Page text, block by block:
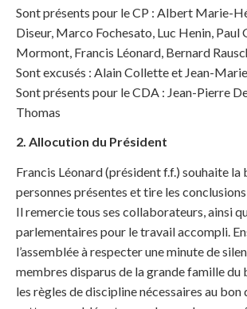
Sont présents pour le CP : Albert Marie-
Diseur, Marco Fochesato, Luc Henin, Paul
Mormont, Francis Léonard, Bernard
Sont excusés : Alain Collette et Jean-
Sont présents pour le CDA : Jean-Pierre
Thomas
2. Allocution du Président
Francis Léonard (président f.f.) souhaite la
personnes présentes et tire les conclusions
Il remercie tous ses collaborateurs, ainsi
parlementaires pour le travail accompli.
l’assemblée à respecter une minute de
membres disparus de la grande famille du
les règles de discipline nécessaires au